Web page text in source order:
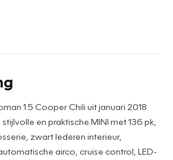
1.5 Cooper Chili uit januari 2018
stijlvolle en praktische MINI met 136 pk,
zwart lederen interieur,
airco, cruise control, LED-